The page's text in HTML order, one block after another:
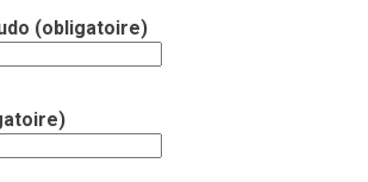
(obligatoire)